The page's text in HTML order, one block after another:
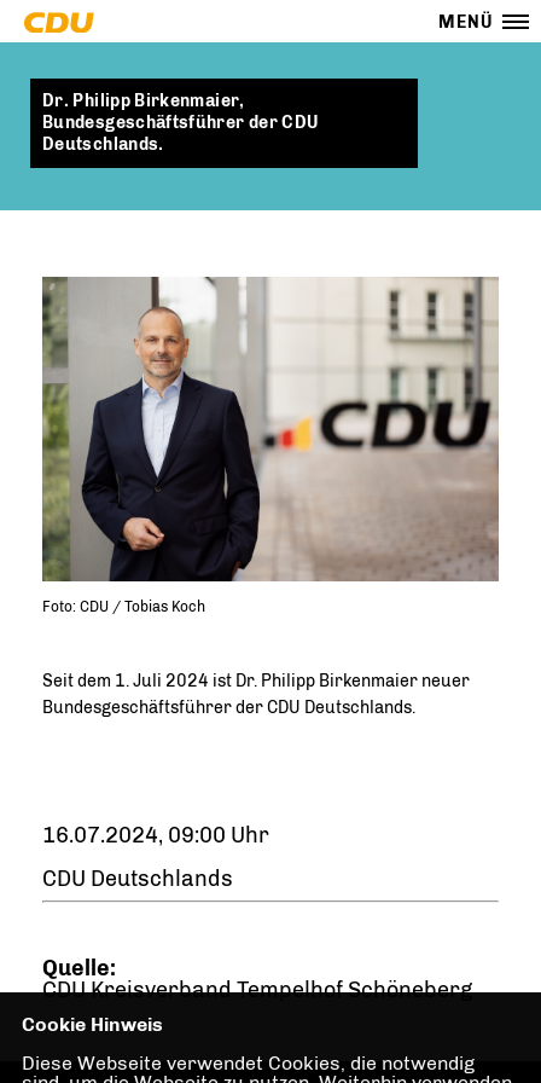
MENÜ
Dr. Philipp Birkenmaier,
Bundesgeschäftsführer der CDU
Deutschlands.
Foto: CDU / Tobias Koch
Seit dem 1. Juli 2024 ist Dr. Philipp Birkenmaier neuer
Bundesgeschäftsführer der CDU Deutschlands.
16.07.2024, 09:00 Uhr
CDU Deutschlands
Quelle:
CDU Kreisverband Tempelhof Schöneberg
Cookie Hinweis
Diese Webseite verwendet Cookies, die notwendig